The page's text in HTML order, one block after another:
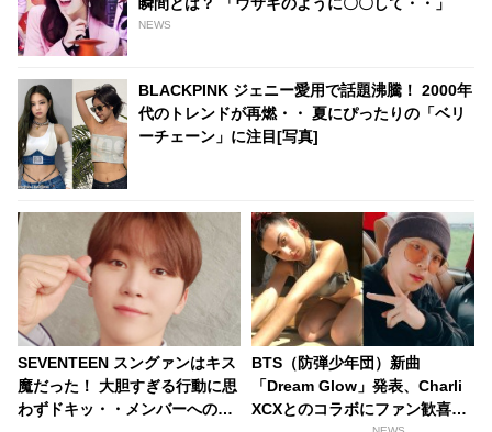
NEWS
BLACKPINK ジェニー愛用で話題沸騰！ 2000年
代のトレンドが再燃・・ 夏にぴったりの「ベリ
ーチェーン」に注目[写真]
SEVENTEEN スングァンはキス
魔だった！ 大胆すぎる行動に思
わずドキッ・・メンバーへの愛
BTS（防弾少年団）新曲
「Dream Glow」発表、Charli
XCXとのコラボにファン歓喜！